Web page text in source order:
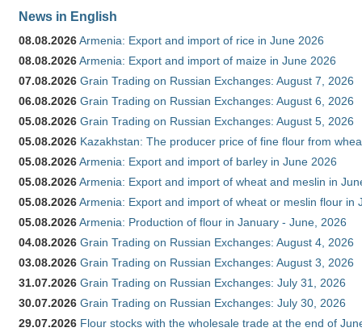
News in English
08.08.2026Armenia: Export and import of rice in June 2026
08.08.2026Armenia: Export and import of maize in June 2026
07.08.2026 Grain Trading on Russian Exchanges: August 7, 2026
06.08.2026 Grain Trading on Russian Exchanges: August 6, 2026
05.08.2026 Grain Trading on Russian Exchanges: August 5, 2026
05.08.2026 Kazakhstan: The producer price of fine flour from
05.08.2026Armenia: Export and import of barley in June 2026
05.08.2026Armenia: Export and import of wheat and meslin in
05.08.2026Armenia: Export and import of wheat or meslin flour in
05.08.2026Armenia: Production of flour in January - June, 2026
04.08.2026 Grain Trading on Russian Exchanges: August 4, 2026
03.08.2026 Grain Trading on Russian Exchanges: August 3, 2026
31.07.2026 Grain Trading on Russian Exchanges: July 31, 2026
30.07.2026 Grain Trading on Russian Exchanges: July 30, 2026
29.07.2026 Flour stocks with the wholesale trade at the end of